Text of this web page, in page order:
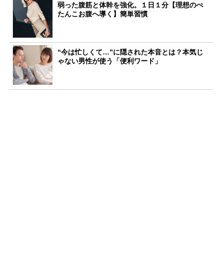
弱った腹筋と体幹を強化。１日１分【理想のぺ
たんこお腹へ導く】簡単習慣
“今は忙しくて…”に隠された本音とは？本気じ
ゃない男性が使う「便利ワード」